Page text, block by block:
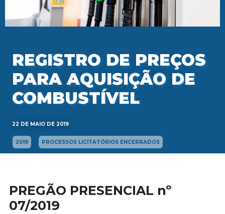
REGISTRO DE PREÇOS
PARA AQUISIÇÃO DE
COMBUSTÍVEL
22 DE MAIO DE 2019
2019 PROCESSOS LICITATÓRIOS ENCERRADOS
PREGÃO PRESENCIAL nº
07/2019